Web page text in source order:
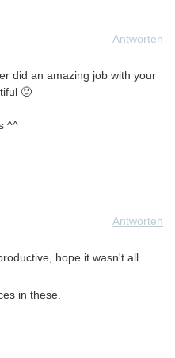
Antworten
did an amazing job with your
🙂
^^
Antworten
hope it wasn't all
in these.